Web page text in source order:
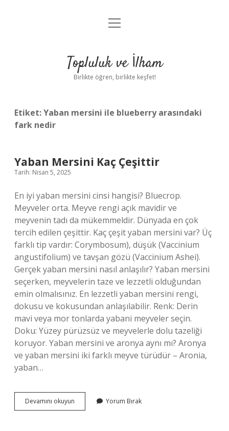
Anasayfa
Yasal Uyarı
menüyü
Topluluk ve İlham
Birlikte öğren, birlikte keşfet!
Etiket:Yaban mersini ile blueberry arasındaki
fark nedir
Yaban Mersini Kaç Çeşittir
Tarih: Nisan 5, 2025
En iyi yaban mersini cinsi hangisi? Bluecrop.
Meyveler orta. Meyve rengi açık mavidir ve
meyvenin tadı da mükemmeldir. Dünyada en çok
tercih edilen çeşittir. Kaç çeşit yaban mersini var? Üç
farklı tip vardır: Corymbosum), düşük (Vaccinium
angustifolium) ve tavşan gözü (Vaccinium Ashei).
Gerçek yaban mersini nasıl anlaşılır? Yaban mersini
seçerken, meyvelerin taze ve lezzetli olduğundan
emin olmalısınız. En lezzetli yaban mersini rengi,
dokusu ve kokusundan anlaşılabilir. Renk: Derin
mavi veya mor tonlarda yabani meyveler seçin.
Doku: Yüzey pürüzsüz ve meyvelerle dolu tazeliği
koruyor. Yaban mersini ve aronya aynı mı? Aronya
ve yaban mersini iki farklı meyve türüdür – Aronia,
yaban…
Devamını okuyun
Mersini
Yorum Bırak